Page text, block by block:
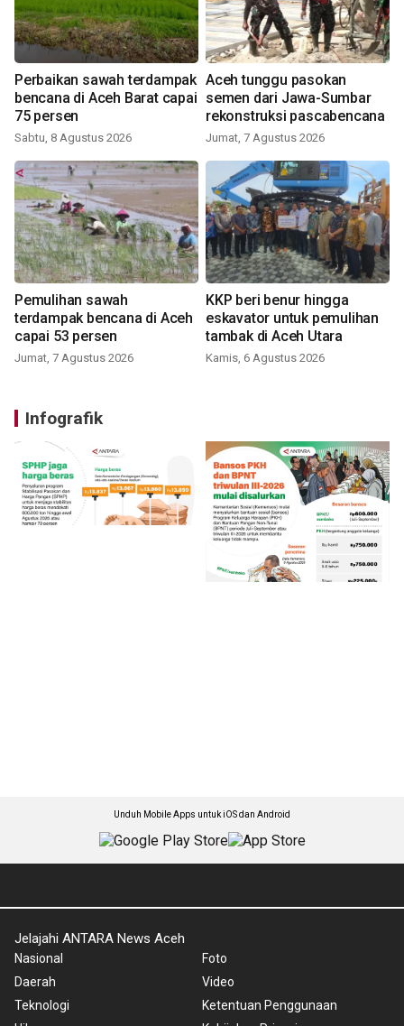
Perbaikan sawah terdampak
bencana di Aceh Barat capai
75 persen
Sabtu, 8 Agustus 2026
Aceh tunggu pasokan
semen dari Jawa-Sumbar
rekonstruksi pascabencana
Jumat, 7 Agustus 2026
Pemulihan sawah
terdampak bencana di Aceh
capai 53 persen
Jumat, 7 Agustus 2026
KKP beri benur hingga
eskavator untuk pemulihan
tambak di Aceh Utara
Kamis, 6 Agustus 2026
Infografik
Unduh Mobile Apps untuk iOS dan Android
Jelajahi ANTARA News Aceh
Nasional
Daerah
Teknologi
Foto
Video
Ketentuan Penggunaan